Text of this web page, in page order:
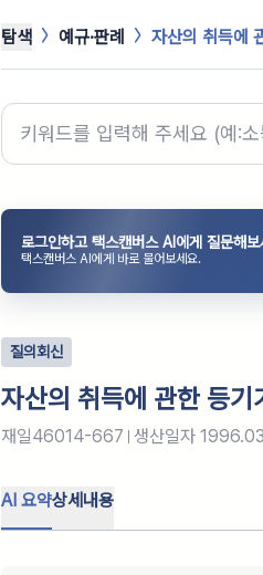
탐색 예규·판례 자산의 취득에
로그인하고 택스캔버스 AI에게 질문해보
택스캔버스 AI에게 바로 물어보세요.
질의회신
자산의 취득에 관한 등
재일46014-667 생산일자
AI 요약상세내용